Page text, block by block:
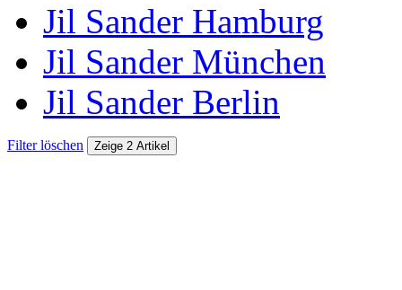
Jil Sander Hamburg
Jil Sander München
Jil Sander Berlin
Filter löschen Zeige 2 Artikel